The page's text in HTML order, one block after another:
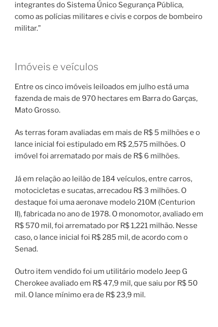
integrantes do Sistema Único Segurança Pública,
como as polícias militares e civis e corpos de bombeiro
militar.”
Imóveis e veículos
Entre os cinco imóveis leiloados em julho está uma
fazenda de mais de 970 hectares em Barra do Garças,
Mato Grosso.
As terras foram avaliadas em mais de R$ 5 milhões e o
lance inicial foi estipulado em R$ 2,575 milhões. O
imóvel foi arrematado por mais de R$ 6 milhões.
Já em relação ao leilão de 184 veículos, entre carros,
motocicletas e sucatas, arrecadou R$ 3 milhões. O
destaque foi uma aeronave modelo 210M (Centurion
II), fabricada no ano de 1978. O monomotor, avaliado em
R$ 570 mil, foi arrematado por R$ 1,221 milhão. Nesse
caso, o lance inicial foi R$ 285 mil, de acordo com o
Senad.
Outro item vendido foi um utilitário modelo Jeep G
Cherokee avaliado em R$ 47,9 mil, que saiu por R$ 50
mil. O lance mínimo era de R$ 23,9 mil.